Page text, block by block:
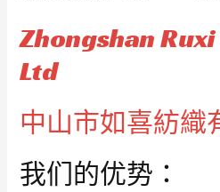
Zhongshan
Ltd
中山市如喜紡織
我们的优势：